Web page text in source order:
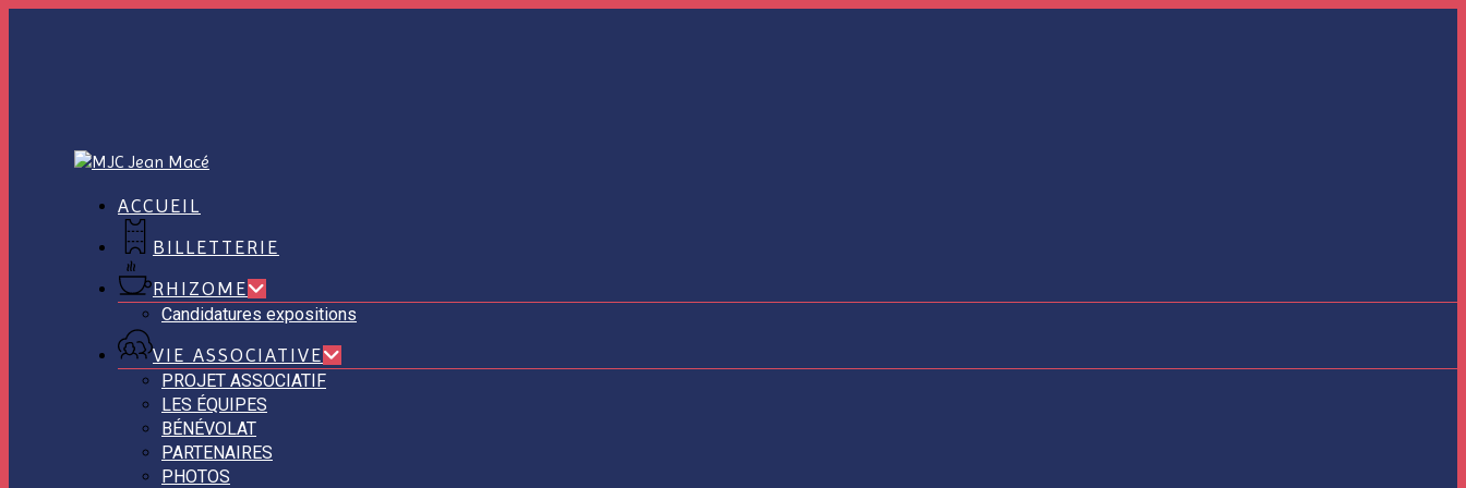
ACCUEIL
BILLETTERIE
RHIZOME
Candidatures expositions
VIE ASSOCIATIVE
PROJET ASSOCIATIF
LES ÉQUIPES
BÉNÉVOLAT
PARTENAIRES
PHOTOS